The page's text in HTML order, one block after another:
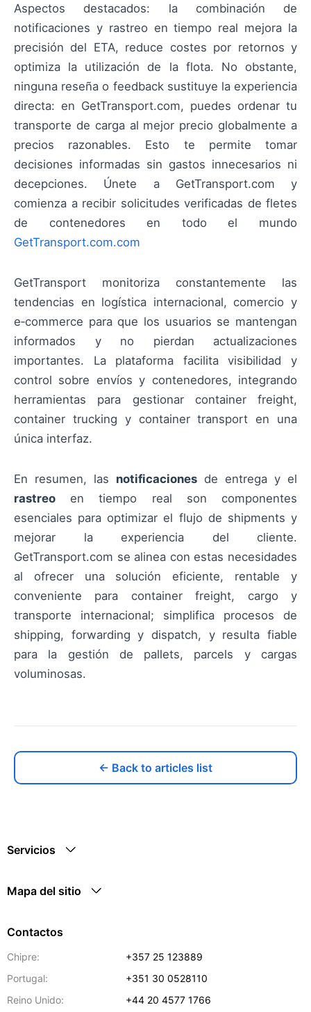
Aspectos destacados: la combinación de
notificaciones y rastreo en tiempo real mejora la
precisión del ETA, reduce costes por retornos y
optimiza la utilización de la flota. No obstante,
ninguna reseña o feedback sustituye la experiencia
directa: en GetTransport.com, puedes ordenar tu
transporte de carga al mejor precio globalmente a
precios razonables. Esto te permite tomar
decisiones informadas sin gastos innecesarios ni
decepciones. Únete a GetTransport.com y
comienza a recibir solicitudes verificadas de fletes
de contenedores en todo el mundo
GetTransport.com.com
GetTransport monitoriza constantemente las
tendencias en logística internacional, comercio y
e‑commerce para que los usuarios se mantengan
informados y no pierdan actualizaciones
importantes. La plataforma facilita visibilidad y
control sobre envíos y contenedores, integrando
herramientas para gestionar container freight,
container trucking y container transport en una
única interfaz.
En resumen, las notificaciones de entrega y el
rastreo en tiempo real son componentes
esenciales para optimizar el flujo de shipments y
mejorar la experiencia del cliente.
GetTransport.com se alinea con estas necesidades
al ofrecer una solución eficiente, rentable y
conveniente para container freight, cargo y
transporte internacional; simplifica procesos de
shipping, forwarding y dispatch, y resulta fiable
para la gestión de pallets, parcels y cargas
voluminosas.
← Back to articles list
Servicios
Mapa del sitio
Contactos
Chipre:
+357 25 123889
Portugal:
+351 30 0528110
Reino Unido:
+44 20 4577 1766